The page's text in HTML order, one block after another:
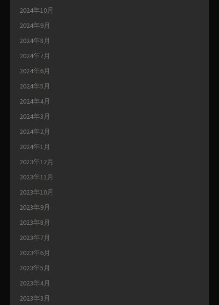
2024年10月
2024年9月
2024年8月
2024年7月
2024年6月
2024年5月
2024年4月
2024年3月
2024年2月
2024年1月
2023年12月
2023年11月
2023年10月
2023年9月
2023年8月
2023年7月
2023年6月
2023年5月
2023年4月
2023年3月